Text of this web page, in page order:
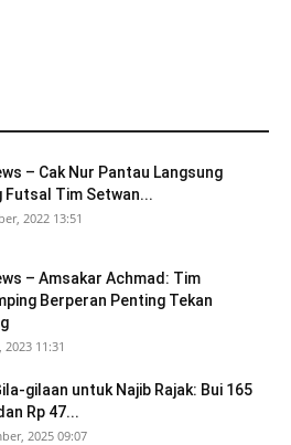
– Cak Nur Pantau Langsung
Futsal Tim Setwan...
2022 13:51
– Amsakar Achmad: Tim
Berperan Penting Tekan
2023 11:31
gilaan untuk Najib Rajak: Bui 165
Rp 47...
2025 09:07